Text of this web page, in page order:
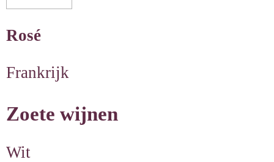
Rosé
Frankrijk
Zoete wijnen
Wit